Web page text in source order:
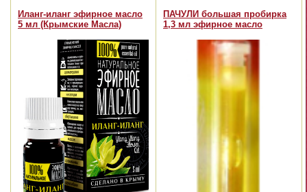
Иланг-иланг эфирное масло
5 мл (Крымские Масла)
ПАЧУЛИ большая пробирка
1,3 мл эфирное масло